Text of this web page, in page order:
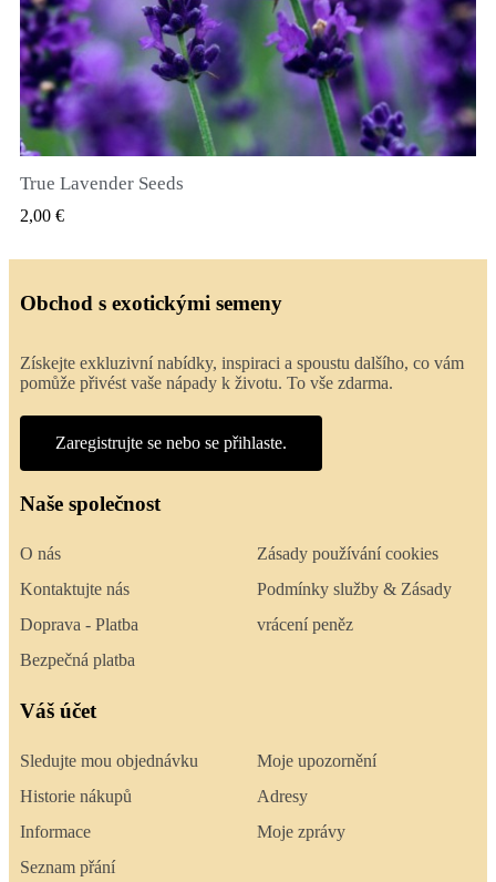
True Lavender Seeds
2,00 €
Obchod s exotickými semeny
Získejte exkluzivní nabídky, inspiraci a spoustu dalšího, co vám
pomůže přivést vaše nápady k životu. To vše zdarma.
Zaregistrujte se nebo se přihlaste.
Naše společnost
O nás
Kontaktujte nás
Doprava - Platba
Bezpečná platba
Zásady používání cookies
Podmínky služby & Zásady
vrácení peněz
Váš účet
Sledujte mou objednávku
Historie nákupů
Informace
Seznam přání
Moje upozornění
Adresy
Moje zprávy